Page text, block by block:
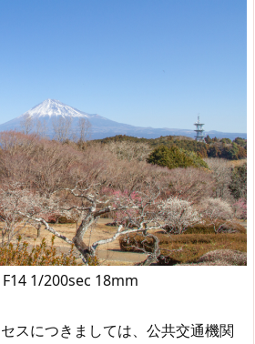
1/200sec 18mm
スにつきましては、公共交通機関